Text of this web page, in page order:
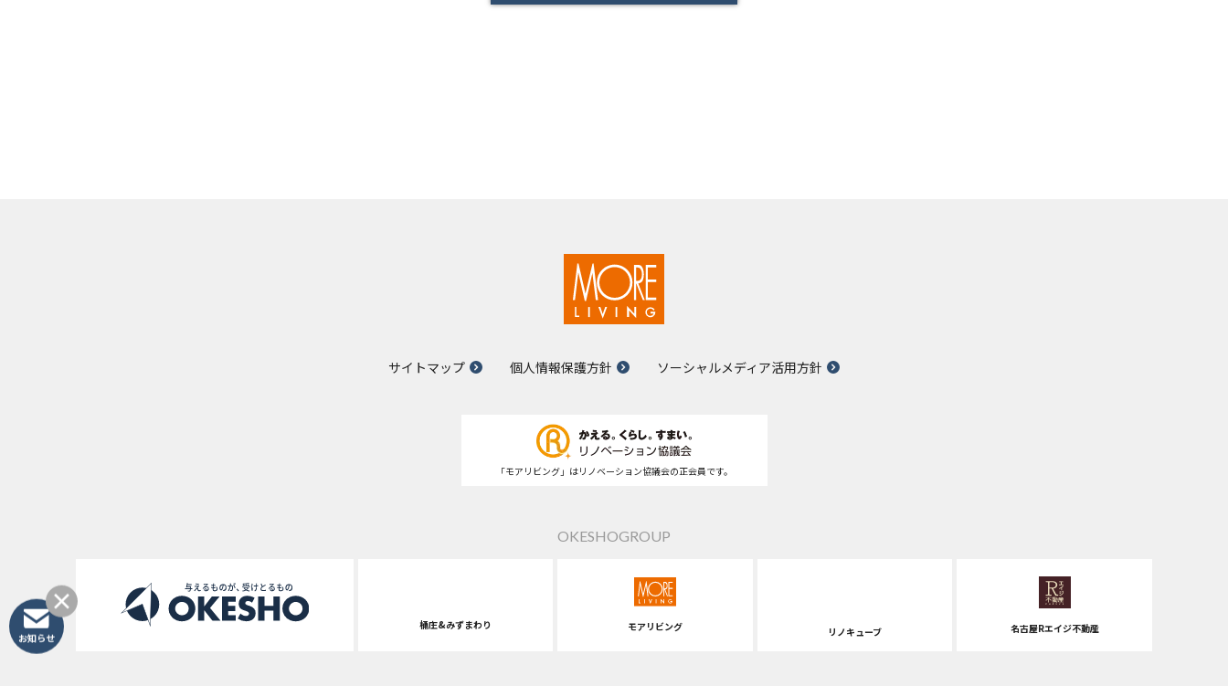
サイトマップ 個人情報保護方針 ソーシャルメディア活用方針
「モアリビング」はリノベーション協議会の正会員です。
OKESHOGROUP
桶庄&みずまわり モアリビング リノキューブ 名古屋Rエイジ不動産
お知らせ